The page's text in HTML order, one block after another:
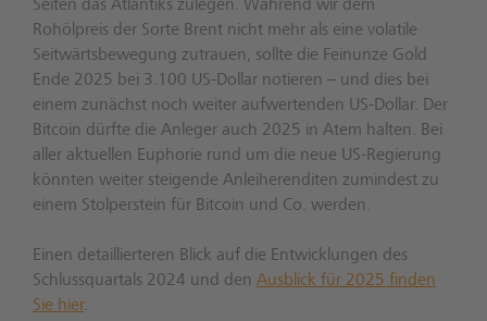
Seiten das Atlantiks zulegen. Während wir dem
Rohölpreis der Sorte Brent nicht mehr als eine volatile
Seitwärtsbewegung zutrauen, sollte die Feinunze Gold
Ende 2025 bei 3.100 US-Dollar notieren – und dies bei
einem zunächst noch weiter aufwertenden US-Dollar. Der
Bitcoin dürfte die Anleger auch 2025 in Atem halten. Bei
aller aktuellen Euphorie rund um die neue US-Regierung
könnten weiter steigende Anleiherenditen zumindest zu
einem Stolperstein für Bitcoin und Co. werden.
Einen detaillierteren Blick auf die Entwicklungen des
Schlussquartals 2024 und den Ausblick für 2025 finden
Sie hier.